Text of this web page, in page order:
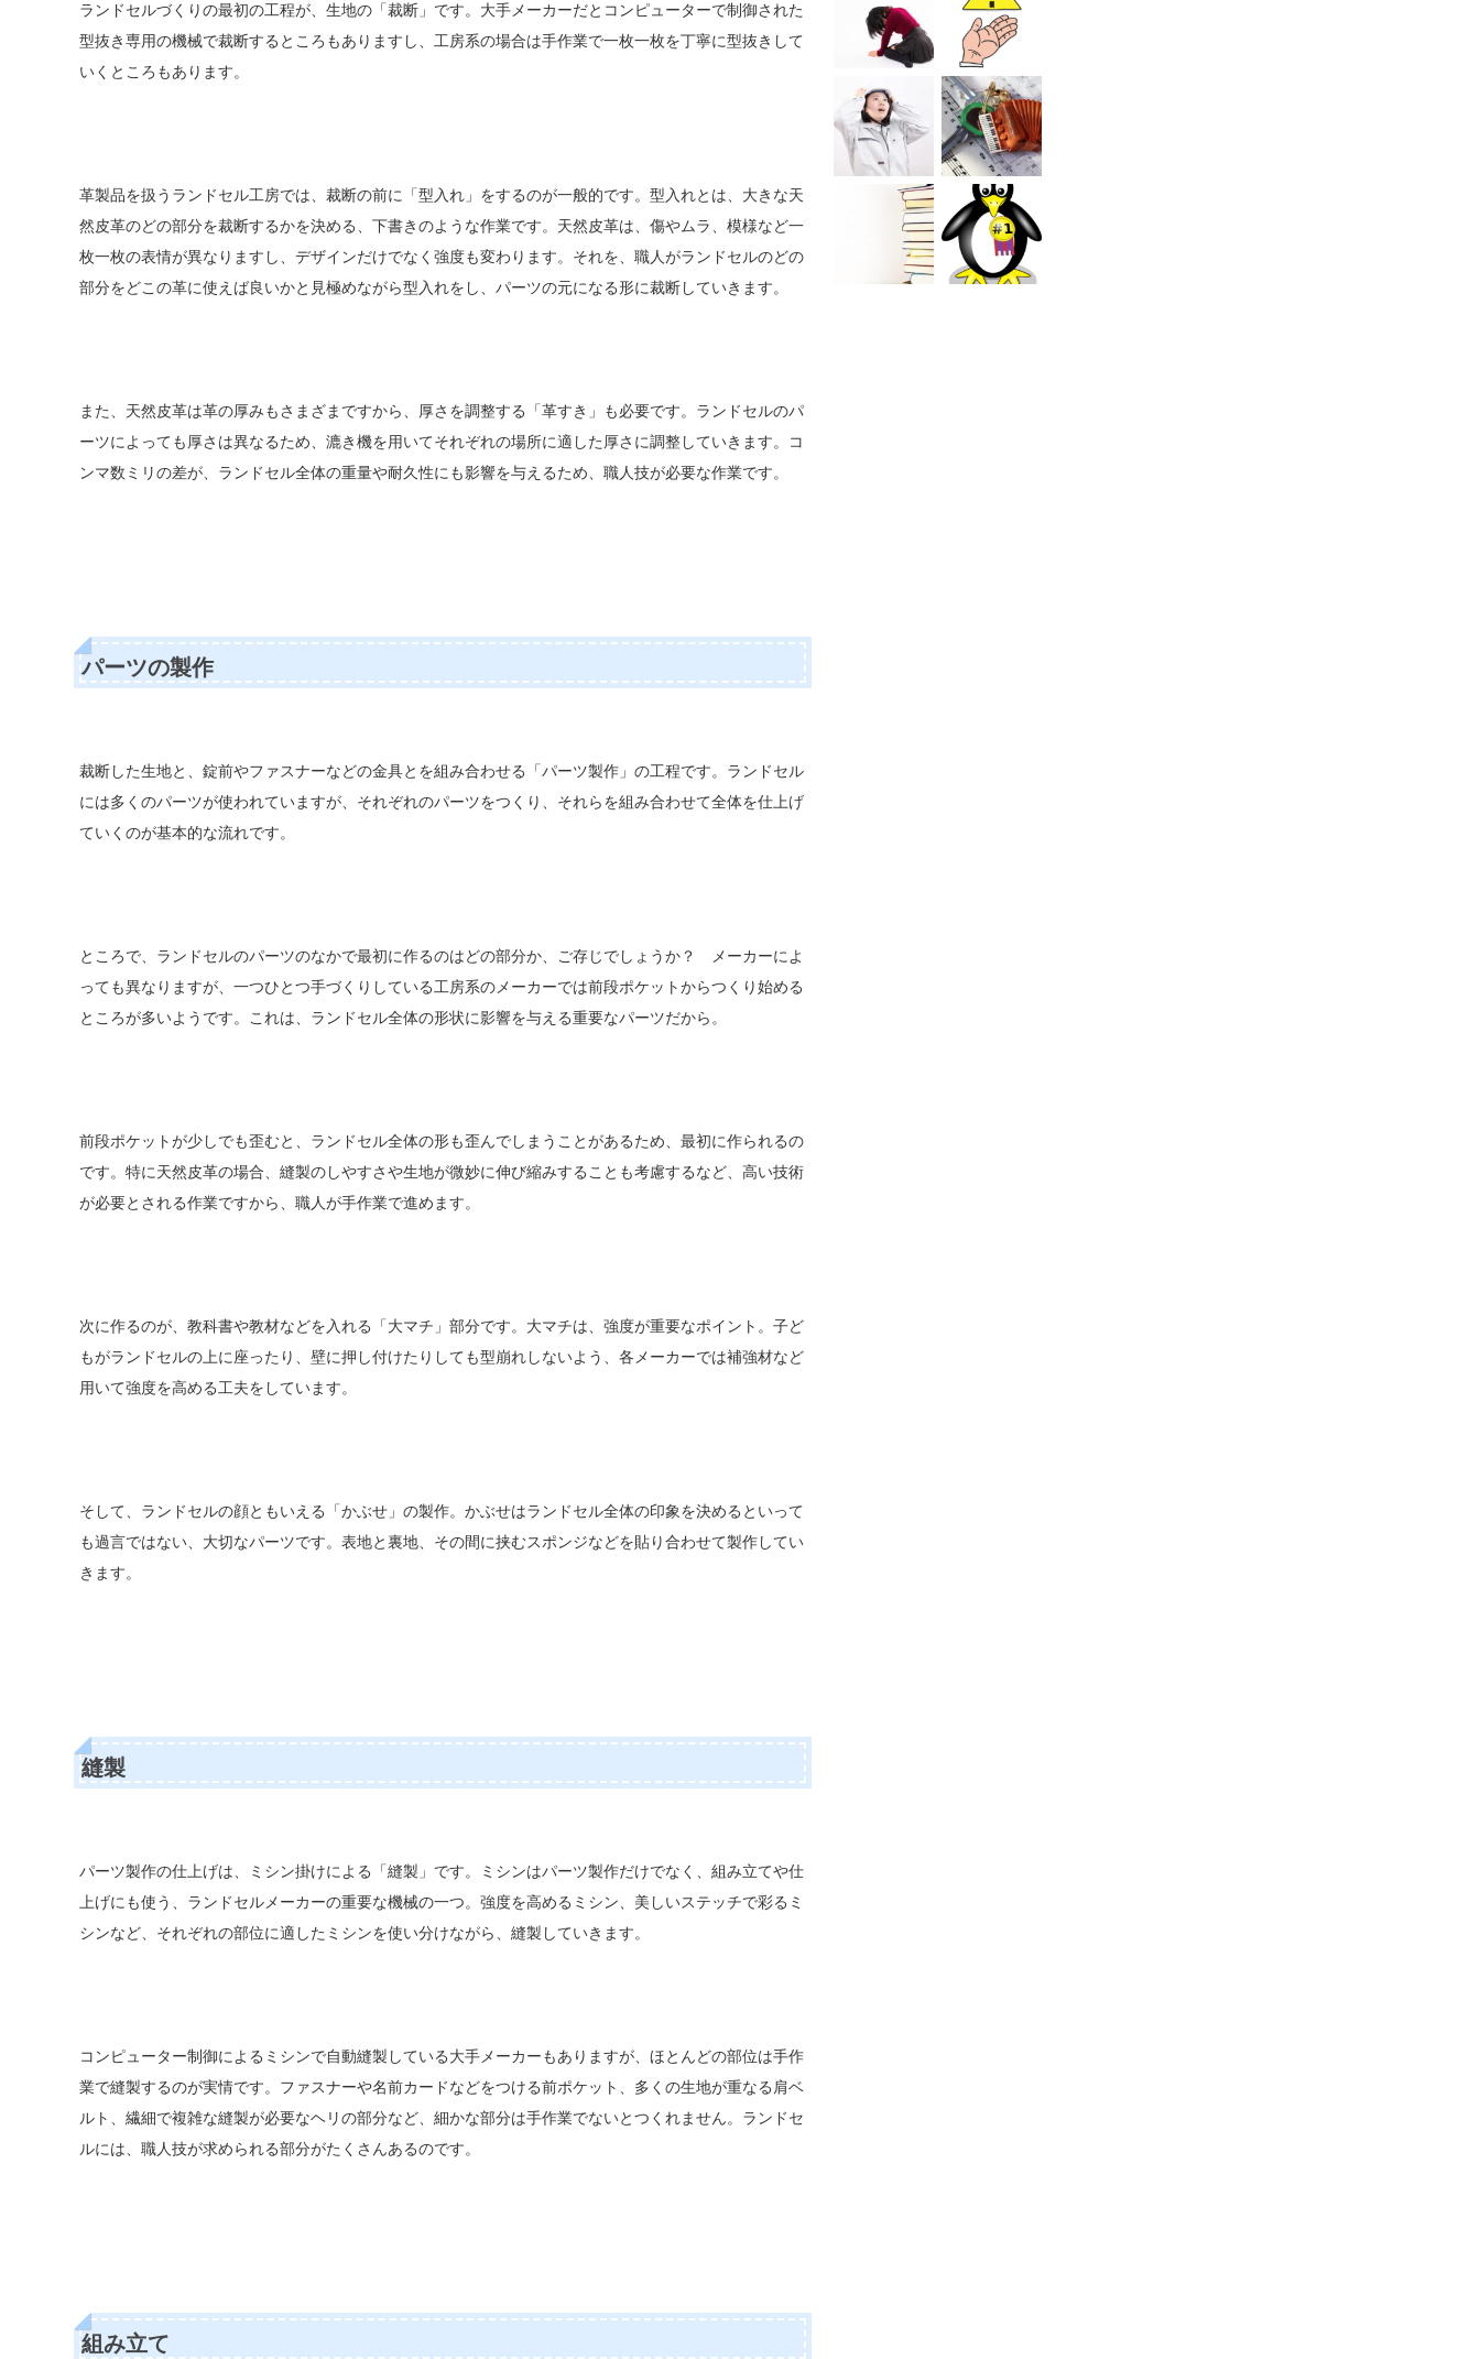
ランドセルづくりの最初の工程が、生地の「裁断」です。大手メーカーだとコンピューターで制御された
型抜き専用の機械で裁断するところもありますし、工房系の場合は手作業で一枚一枚を丁寧に型抜きして
いくところもあります。
革製品を扱うランドセル工房では、裁断の前に「型入れ」をするのが一般的です。型入れとは、大きな天
然皮革のどの部分を裁断するかを決める、下書きのような作業です。天然皮革は、傷やムラ、模様など一
枚一枚の表情が異なりますし、デザインだけでなく強度も変わります。それを、職人がランドセルのどの
部分をどこの革に使えば良いかと見極めながら型入れをし、パーツの元になる形に裁断していきます。
また、天然皮革は革の厚みもさまざまですから、厚さを調整する「革すき」も必要です。ランドセルのパ
ーツによっても厚さは異なるため、漉き機を用いてそれぞれの場所に適した厚さに調整していきます。コ
ンマ数ミリの差が、ランドセル全体の重量や耐久性にも影響を与えるため、職人技が必要な作業です。
パーツの製作
裁断した生地と、錠前やファスナーなどの金具とを組み合わせる「パーツ製作」の工程です。ランドセル
には多くのパーツが使われていますが、それぞれのパーツをつくり、それらを組み合わせて全体を仕上げ
ていくのが基本的な流れです。
ところで、ランドセルのパーツのなかで最初に作るのはどの部分か、ご存じでしょうか？ メーカーによ
っても異なりますが、一つひとつ手づくりしている工房系のメーカーでは前段ポケットからつくり始める
ところが多いようです。これは、ランドセル全体の形状に影響を与える重要なパーツだから。
前段ポケットが少しでも歪むと、ランドセル全体の形も歪んでしまうことがあるため、最初に作られるの
です。特に天然皮革の場合、縫製のしやすさや生地が微妙に伸び縮みすることも考慮するなど、高い技術
が必要とされる作業ですから、職人が手作業で進めます。
次に作るのが、教科書や教材などを入れる「大マチ」部分です。大マチは、強度が重要なポイント。子ど
もがランドセルの上に座ったり、壁に押し付けたりしても型崩れしないよう、各メーカーでは補強材など
用いて強度を高める工夫をしています。
そして、ランドセルの顔ともいえる「かぶせ」の製作。かぶせはランドセル全体の印象を決めるといって
も過言ではない、大切なパーツです。表地と裏地、その間に挟むスポンジなどを貼り合わせて製作してい
きます。
縫製
パーツ製作の仕上げは、ミシン掛けによる「縫製」です。ミシンはパーツ製作だけでなく、組み立てや仕
上げにも使う、ランドセルメーカーの重要な機械の一つ。強度を高めるミシン、美しいステッチで彩るミ
シンなど、それぞれの部位に適したミシンを使い分けながら、縫製していきます。
コンピューター制御によるミシンで自動縫製している大手メーカーもありますが、ほとんどの部位は手作
業で縫製するのが実情です。ファスナーや名前カードなどをつける前ポケット、多くの生地が重なる肩ベ
ルト、繊細で複雑な縫製が必要なヘリの部分など、細かな部分は手作業でないとつくれません。ランドセ
ルには、職人技が求められる部分がたくさんあるのです。
組み立て